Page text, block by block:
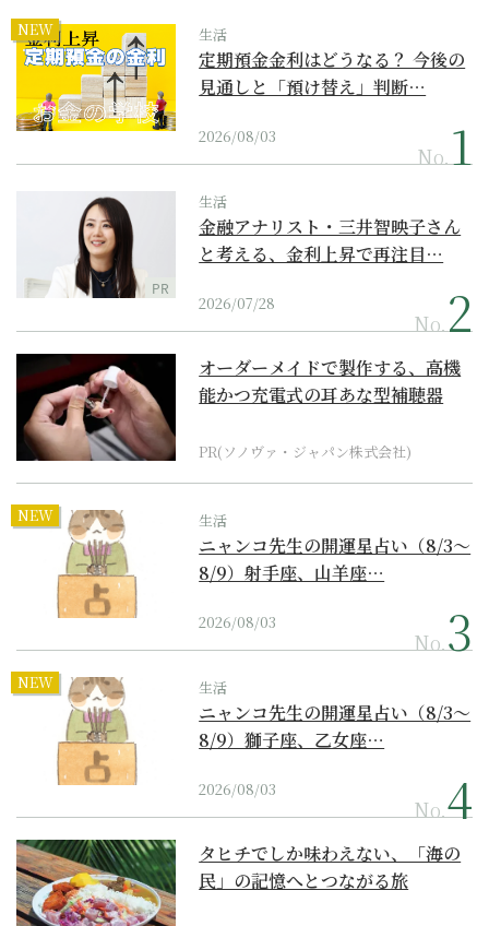
NEW 生活
定期預金金利はどうなる？ 今後の
見通しと「預け替え」判断…
2026/08/03
No.
PR
生活
金融アナリスト・三井智映子さん
と考える、金利上昇で再注目…
2026/07/28
No.
オーダーメイドで製作する、高機
能かつ充電式の耳あな型補聴器
PR(ソノヴァ・ジャパン株式会社)
NEW 生活
ニャンコ先生の開運星占い（8/3～
8/9）射手座、山羊座…
2026/08/03
No.
NEW 生活
ニャンコ先生の開運星占い（8/3～
8/9）獅子座、乙女座…
2026/08/03
No.
タヒチでしか味わえない、「海の
民」の記憶へとつながる旅